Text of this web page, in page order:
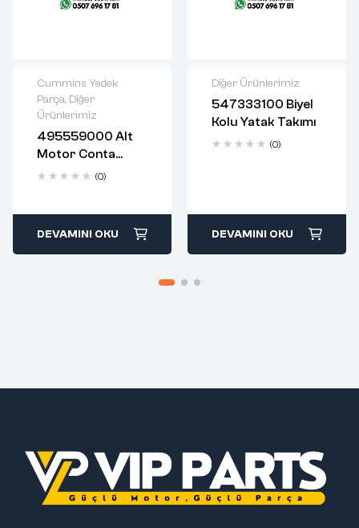
Cummins Yedek
Parça, Diğer
Ürünlerimiz
495559000 Alt
Motor Conta
Takımı
(0)
2 years warranty
business days
Free 90 days
return
DEVAMINI OKU
Diğer Ürünlerimiz
547333100 Biyel
Kolu Yatak Takımı
(0)
2 years warranty
Delivery time: 1-2
business days
DEVAMINI OKU